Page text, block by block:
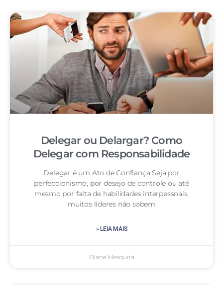
Delegar ou Delargar? Como
Delegar com Responsabilidade
Delegar é um Ato de Confiança Seja por
perfeccionismo, por desejo de controle ou até
mesmo por falta de habilidades interpessoais,
muitos líderes não sabem
» LEIA MAIS
Eliane Mesquita